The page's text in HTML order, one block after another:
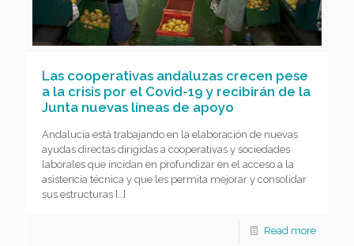
Las cooperativas andaluzas crecen pese
a la crisis por el Covid-19 y recibirán de la
Junta nuevas líneas de apoyo
Andalucía está trabajando en la elaboración de nuevas
ayudas directas dirigidas a cooperativas y sociedades
laborales que incidan en profundizar en el acceso a la
asistencia técnica y que les permita mejorar y consolidar
sus estructuras […]
Read more